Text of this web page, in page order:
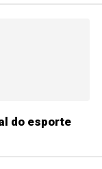
do esporte